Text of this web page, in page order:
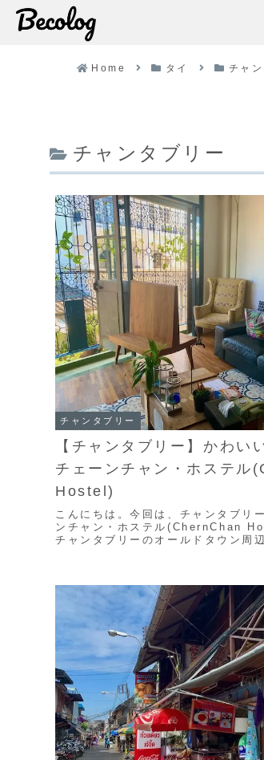
Home タイ チャ
チャンタブリー
チャンタブリー
【チャンタブリー】かわい
チェーンチャン・ホステル
Hostel)
こんにちは。今回は、チャンタブリ
ンチャン・ホステル(ChernChan
チャンタブリーのオールドタウン周